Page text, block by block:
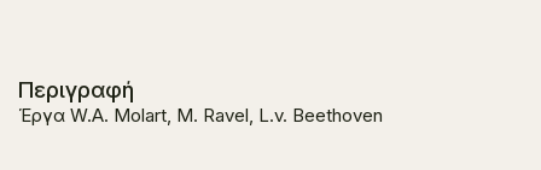
Περιγραφή
Έργα W.A. Molart, M. Ravel, L.v. Beethoven